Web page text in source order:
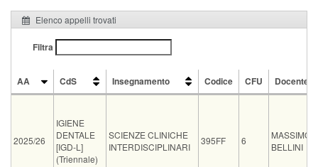
Elenco appelli trovati
Filtra
AA CdS Insegnamento Codice CFU
Docente
2025/26
IGIENE
DENTALE
[IGD-L]
(Triennale)
SCIENZE CLINICHE
INTERDISCIPLINARI
395FF 6
MASSIMO
BELLINI